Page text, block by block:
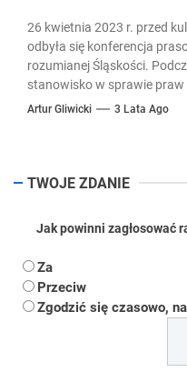
26 kwietnia 2023 r. przed
odbyła się konferencja
rozumianej Śląskości.
stanowisko w sprawie praw
Michał Gramatyka – Poseł
Artur Gliwicki 3 Lata Ago
TWOJE ZDANIE
Jak powinni zagłosować
Za
Przeciw
Zgodzić się czasowo,